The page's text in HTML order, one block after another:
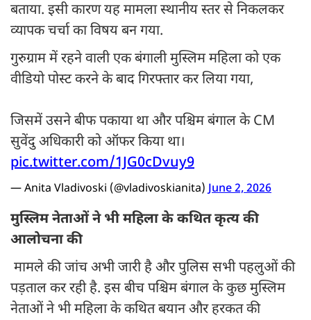
बताया. इसी कारण यह मामला स्थानीय स्तर से निकलकर
व्यापक चर्चा का विषय बन गया.
गुरुग्राम में रहने वाली एक बंगाली मुस्लिम महिला को एक
वीडियो पोस्ट करने के बाद गिरफ्तार कर लिया गया,
जिसमें उसने बीफ पकाया था और पश्चिम बंगाल के CM
सुवेंदु अधिकारी को ऑफर किया था।
pic.twitter.com/1JG0cDvuy9
— Anita Vladivoski (@vladivoskianita)June 2, 2026
मुस्लिम नेताओं ने भी महिला के कथित कृत्य की
आलोचना की
मामले की जांच अभी जारी है और पुलिस सभी पहलुओं की
पड़ताल कर रही है. इस बीच पश्चिम बंगाल के कुछ मुस्लिम
नेताओं ने भी महिला के कथित बयान और हरकत की